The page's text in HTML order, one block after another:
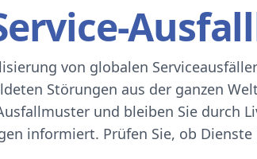
von globalen
Störungen aus der ganzen
und bleiben Sie durch
informiert. Prüfen Sie, ob